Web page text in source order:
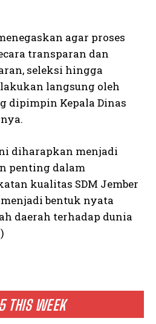
THIS WEEK
agar proses
transparan dan
seleksi hingga
langsung oleh
dipimpin Kepala Dinas
diharapkan menjadi
penting dalam
kualitas SDM Jember
bentuk nyata
daerah terhadap dunia